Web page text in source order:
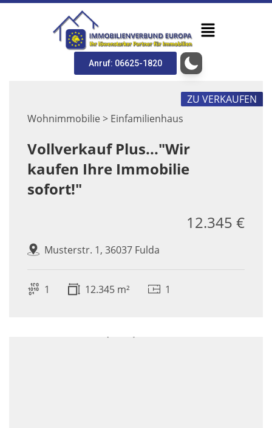
Anruf: 06625-1820
Wohnimmobilie > Einfamilienhaus
ZU VERKAUFEN
Vollverkauf Plus..."Wir
kaufen Ihre Immobilie
sofort!"
Musterstr. 1, 36037 Fulda
12.345 €
1 12.345 m² 1